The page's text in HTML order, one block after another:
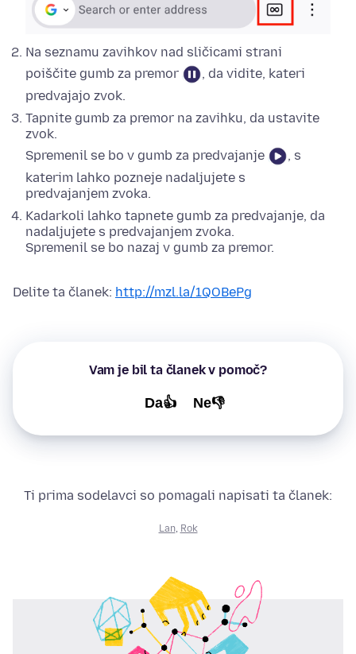
Na seznamu zavihkov nad sličicami strani
poiščite gumb za premor
, da vidite, kateri
predvajajo zvok.
Tapnite gumb za premor na zavihku, da ustavite
zvok.
Spremenil se bo v gumb za predvajanje
, s
katerim lahko pozneje nadaljujete s
predvajanjem zvoka.
Kadarkoli lahko tapnete gumb za predvajanje, da
nadaljujete s predvajanjem zvoka.
Spremenil se bo nazaj v gumb za premor.
Delite ta članek: http://mzl.la/1QOBePg
Vam je bil ta članek v pomoč?
Da👍 Ne👎
Ti prima sodelavci so pomagali napisati ta članek:
Lan, Rok